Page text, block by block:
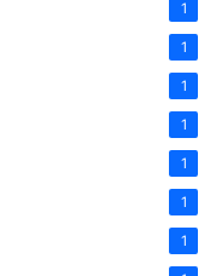
1
1
1
1
1
1
1